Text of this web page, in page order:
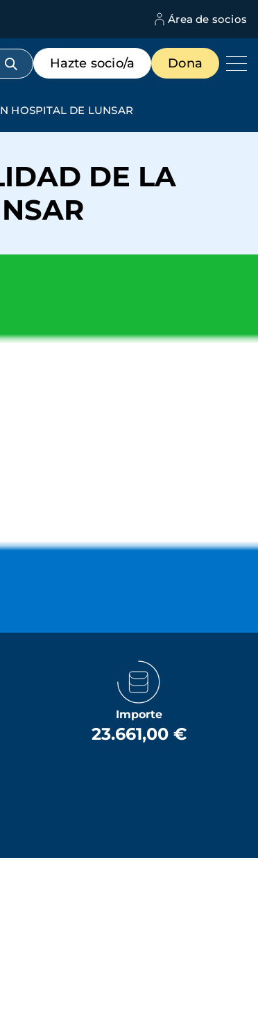
Área de socios
Menú
de
destacados
Hazte socio/a Dona
HOSPITAL DE LUNSAR
DE LA
Importe
23.661,00 €